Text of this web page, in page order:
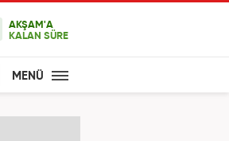
AKŞAM'A
KALAN SÜRE
MENÜ